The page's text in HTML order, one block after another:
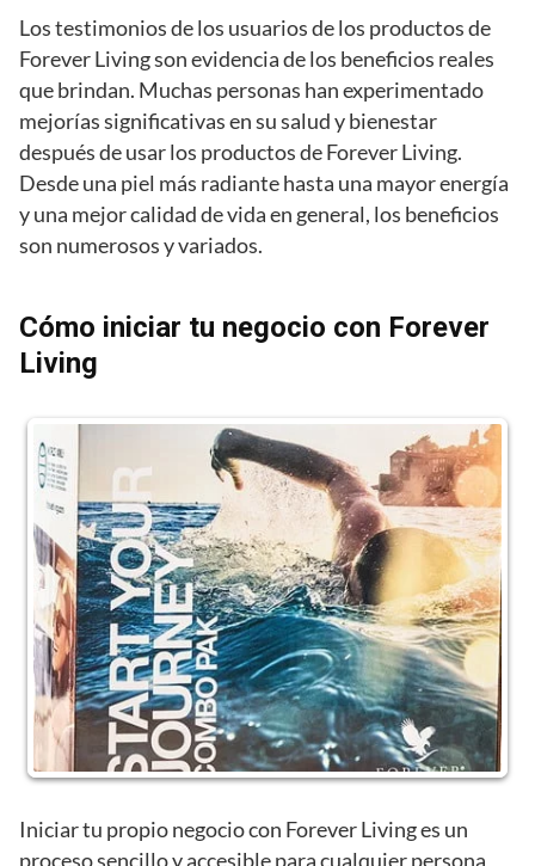
Los testimonios de los usuarios de los productos de
Forever Living son evidencia de los beneficios reales
que brindan. Muchas personas han experimentado
mejorías significativas en su salud y bienestar
después de usar los productos de Forever Living.
Desde una piel más radiante hasta una mayor energía
y una mejor calidad de vida en general, los beneficios
son numerosos y variados.
Cómo iniciar tu negocio con Forever
Living
Iniciar tu propio negocio con Forever Living es un